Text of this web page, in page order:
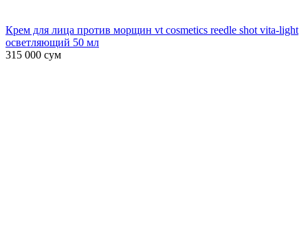
Крем для лица против морщин vt cosmetics reedle shot vita-light
осветляющий 50 мл
315 000 сум